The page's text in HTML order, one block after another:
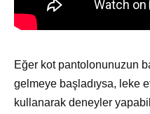
Eğer kot pantolonunuzun
gelmeye başladıysa, leke
kullanarak deneyler